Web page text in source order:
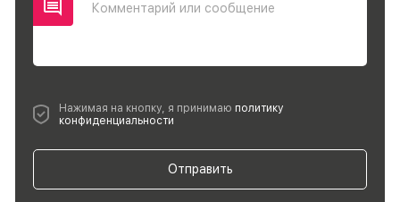
Комментарий или сообщение
Нажимая на кнопку, я принимаю политику
конфиденциальности
Отправить